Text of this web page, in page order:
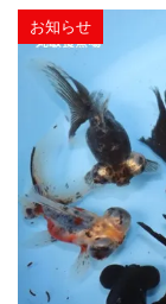
お知らせ